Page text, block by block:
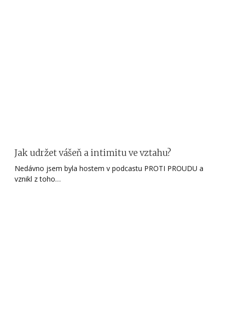
Jak udržet vášeň a intimitu ve vztahu?
Nedávno jsem byla hostem v podcastu PROTI PROUDU a
vznikl z toho…